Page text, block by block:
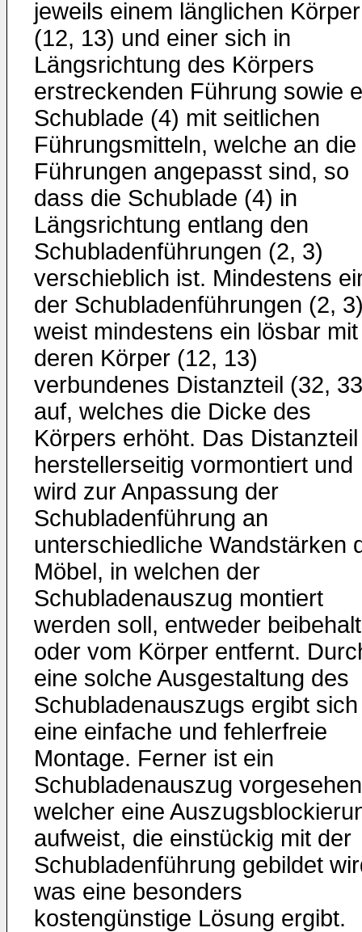
jeweils einem länglichen Körper
(12, 13) und einer sich in
Längsrichtung des Körpers
erstreckenden Führung sowie
Schublade (4) mit seitlichen
Führungsmitteln, welche an die
Führungen angepasst sind, so
dass die Schublade (4) in
Längsrichtung entlang den
Schubladenführungen (2, 3)
verschieblich ist. Mindestens
der Schubladenführungen (2,
weist mindestens ein lösbar mit
deren Körper (12, 13)
verbundenes Distanzteil (32,
auf, welches die Dicke des
Körpers erhöht. Das
herstellerseitig vormontiert und
wird zur Anpassung der
Schubladenführung an
unterschiedliche Wandstärken
Möbel, in welchen der
Schubladenauszug montiert
werden soll, entweder
oder vom Körper entfernt.
eine solche Ausgestaltung des
Schubladenauszugs ergibt sich
eine einfache und fehlerfreie
Montage. Ferner ist ein
Schubladenauszug
welcher eine
aufweist, die einstückig mit der
Schubladenführung gebildet
was eine besonders
kostengünstige Lösung ergibt.